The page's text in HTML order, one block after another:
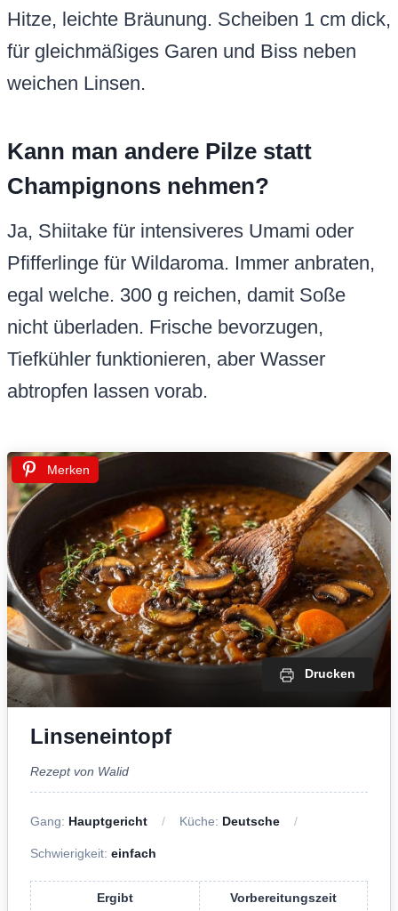
Hitze, leichte Bräunung. Scheiben 1 cm dick,
für gleichmäßiges Garen und Biss neben
weichen Linsen.
Kann man andere Pilze statt
Champignons nehmen?
Ja, Shiitake für intensiveres Umami oder
Pfifferlinge für Wildaroma. Immer anbraten,
egal welche. 300 g reichen, damit Soße
nicht überladen. Frische bevorzugen,
Tiefkühler funktionieren, aber Wasser
abtropfen lassen vorab.
Merken
Drucken
Linseneintopf
Rezept von Walid
Gang: Hauptgericht Küche: Deutsche
Schwierigkeit: einfach
Ergibt
Vorbereitungszeit